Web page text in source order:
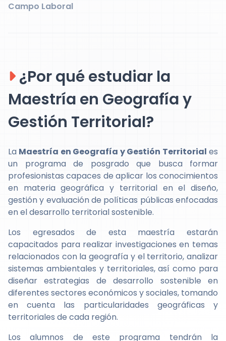
Campo Laboral
¿Por qué estudiar la
Maestría en Geografía y
Gestión Territorial?
La Maestría en Geografía y Gestión Territorial es
un programa de posgrado que busca formar
profesionistas capaces de aplicar los conocimientos
en materia geográfica y territorial en el diseño,
gestión y evaluación de políticas públicas enfocadas
en el desarrollo territorial sostenible.
Los egresados de esta maestría estarán
capacitados para realizar investigaciones en temas
relacionados con la geografía y el territorio, analizar
sistemas ambientales y territoriales, así como para
diseñar estrategias de desarrollo sostenible en
diferentes sectores económicos y sociales, tomando
en cuenta las particularidades geográficas y
territoriales de cada región.
Los alumnos de este programa tendrán la